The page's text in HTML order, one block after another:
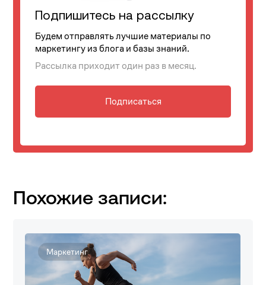
Подпишитесь на рассылку
Будем отправлять лучшие материалы по
маркетингу из блога и базы знаний.
Рассылка приходит один раз в месяц.
Подписаться
Похожие записи:
Маркетинг